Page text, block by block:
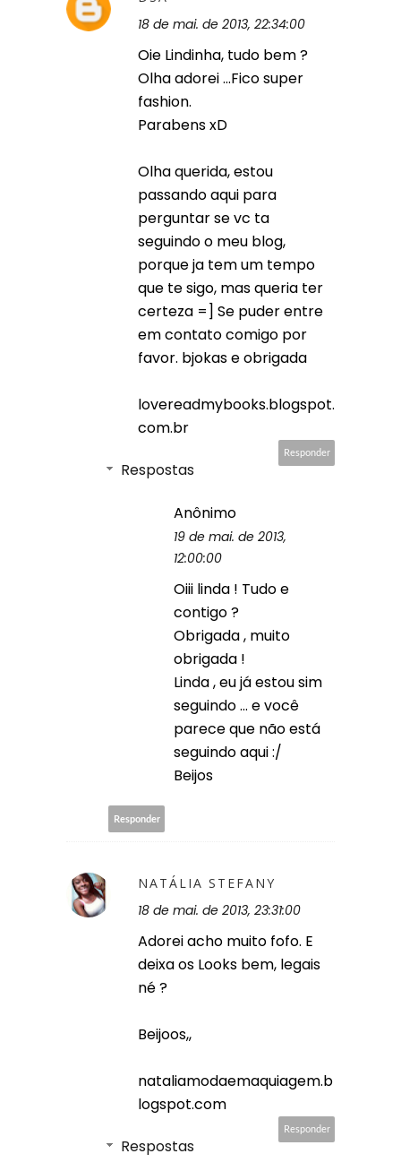
18 de mai. de 2013, 22:34:00
Oie Lindinha, tudo bem ?
Olha adorei ...Fico super
fashion.
Parabens xD
Olha querida, estou
passando aqui para
perguntar se vc ta
seguindo o meu blog,
porque ja tem um tempo
que te sigo, mas queria ter
certeza =] Se puder entre
em contato comigo por
favor. bjokas e obrigada
lovereadmybooks.blogspot.
com.br
Responder
Respostas
Anônimo
19 de mai. de 2013,
12:00:00
Oiii linda ! Tudo e
contigo ?
Obrigada , muito
obrigada !
Linda , eu já estou sim
seguindo ... e você
parece que não está
seguindo aqui :/
Beijos
Responder
NATÁLIA STEFANY
18 de mai. de 2013, 23:31:00
Adorei acho muito fofo. E
deixa os Looks bem, legais
né ?
Beijoos,,
nataliamodaemaquiagem.b
logspot.com
Responder
Respostas